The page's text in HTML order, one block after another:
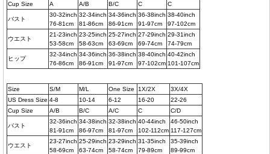
Cup Size
A A/B B/C C C
バスト
30-32inch
76-81cm
32-34inch
81-86cm
34-36inch
86-91cm
36-38inch
91-97cm
38-40inch
97-102cm
ウエスト
21-23inch
53-58cm
23-25inch
58-63cm
25-27inch
63-69cm
27-29inch
69-74cm
29-31inch
74-79cm
ヒップ
32-34inch
76-86cm
34-36inch
86-91cm
36-38inch
91-97cm
38-40inch
97-102cm
40-42inch
101-107cm
Size S/M M/L One Size 1X/2X
3X/4X
US Dress Size 4-8 10-14 6-12 16-20
22-26
Cup Size
A/B B/C A/C C C/D
バスト
32-36inch
81-91cm
34-38inch
86-97cm
32-38inch
81-97cm
40-44inch
102-112cm
46-50inch
117-127cm
ウエスト
23-27inch
58-69cm
25-29inch
63-74cm
23-29inch
58-74cm
31-35inch
79-89cm
35-39inch
89-99cm